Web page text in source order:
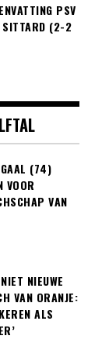
PSV
SITTARD (2-2
GAAL (74)
VOOR
VAN
NIEUWE
VAN ORANJE:
ALS